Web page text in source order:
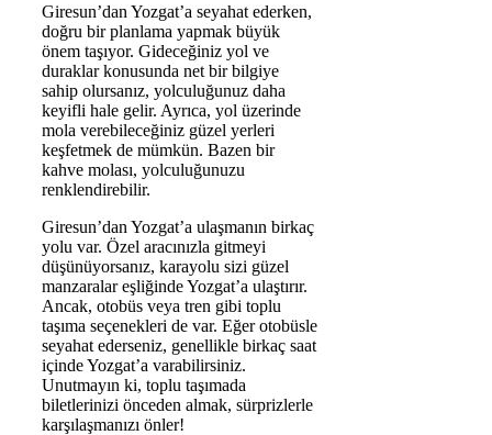
Giresun’dan Yozgat’a seyahat ederken,
doğru bir planlama yapmak büyük
önem taşıyor. Gideceğiniz yol ve
duraklar konusunda net bir bilgiye
sahip olursanız, yolculuğunuz daha
keyifli hale gelir. Ayrıca, yol üzerinde
mola verebileceğiniz güzel yerleri
keşfetmek de mümkün. Bazen bir
kahve molası, yolculuğunuzu
renklendirebilir.
Giresun’dan Yozgat’a ulaşmanın birkaç
yolu var. Özel aracınızla gitmeyi
düşünüyorsanız, karayolu sizi güzel
manzaralar eşliğinde Yozgat’a ulaştırır.
Ancak, otobüs veya tren gibi toplu
taşıma seçenekleri de var. Eğer otobüsle
seyahat ederseniz, genellikle birkaç saat
içinde Yozgat’a varabilirsiniz.
Unutmayın ki, toplu taşımada
biletlerinizi önceden almak, sürprizlerle
karşılaşmanızı önler!